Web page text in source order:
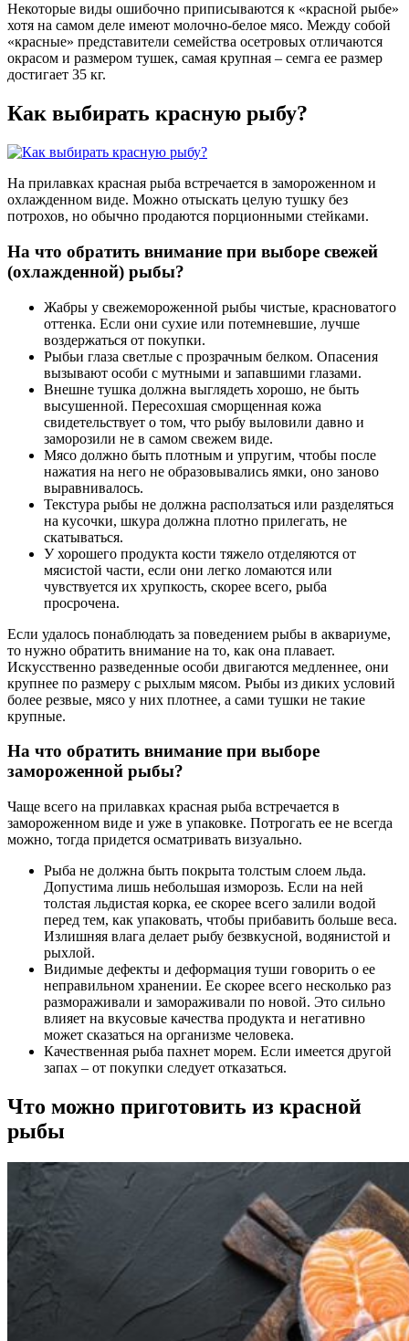
Некоторые виды ошибочно приписываются к «красной рыбе»
хотя на самом деле имеют молочно-белое мясо. Между собой
«красные» представители семейства осетровых отличаются
окрасом и размером тушек, самая крупная – семга ее размер
достигает 35 кг.
Как выбирать красную рыбу?
На прилавках красная рыба встречается в замороженном и
охлажденном виде. Можно отыскать целую тушку без
потрохов, но обычно продаются порционными стейками.
На что обратить внимание при выборе свежей
(охлажденной) рыбы?
Жабры у свежемороженной рыбы чистые, красноватого
оттенка. Если они сухие или потемневшие, лучше
воздержаться от покупки.
Рыбьи глаза светлые с прозрачным белком. Опасения
вызывают особи с мутными и запавшими глазами.
Внешне тушка должна выглядеть хорошо, не быть
высушенной. Пересохшая сморщенная кожа
свидетельствует о том, что рыбу выловили давно и
заморозили не в самом свежем виде.
Мясо должно быть плотным и упругим, чтобы после
нажатия на него не образовывались ямки, оно заново
выравнивалось.
Текстура рыбы не должна расползаться или разделяться
на кусочки, шкура должна плотно прилегать, не
скатываться.
У хорошего продукта кости тяжело отделяются от
мясистой части, если они легко ломаются или
чувствуется их хрупкость, скорее всего, рыба
просрочена.
Если удалось понаблюдать за поведением рыбы в аквариуме,
то нужно обратить внимание на то, как она плавает.
Искусственно разведенные особи двигаются медленнее, они
крупнее по размеру с рыхлым мясом. Рыбы из диких условий
более резвые, мясо у них плотнее, а сами тушки не такие
крупные.
На что обратить внимание при выборе
замороженной рыбы?
Чаще всего на прилавках красная рыба встречается в
замороженном виде и уже в упаковке. Потрогать ее не всегда
можно, тогда придется осматривать визуально.
Рыба не должна быть покрыта толстым слоем льда.
Допустима лишь небольшая изморозь. Если на ней
толстая льдистая корка, ее скорее всего залили водой
перед тем, как упаковать, чтобы прибавить больше веса.
Излишняя влага делает рыбу безвкусной, водянистой и
рыхлой.
Видимые дефекты и деформация туши говорить о ее
неправильном хранении. Ее скорее всего несколько раз
размораживали и замораживали по новой. Это сильно
влияет на вкусовые качества продукта и негативно
может сказаться на организме человека.
Качественная рыба пахнет морем. Если имеется другой
запах – от покупки следует отказаться.
Что можно приготовить из красной
рыбы